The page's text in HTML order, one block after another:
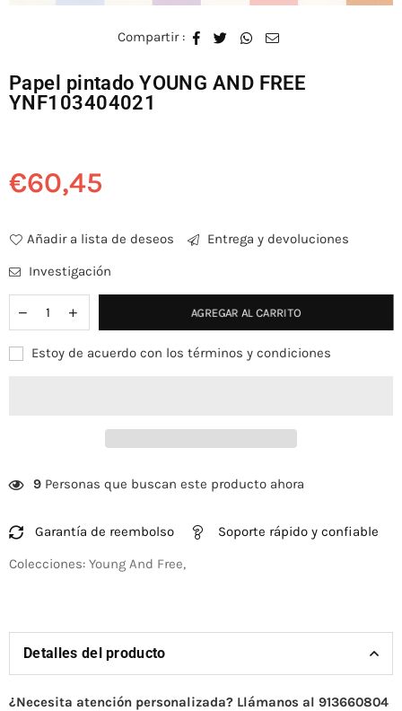
Compartir :
Papel pintado YOUNG AND FREE
YNF103404021
Precio
€60,45
Añadir a lista de deseos
Entrega y devoluciones
Investigación
AGREGAR AL CARRITO
Estoy de acuerdo con los términos y condiciones
9 Personas que buscan este producto ahora
Garantía de reembolso
Soporte rápido y confiable
Colecciones: Young And Free,
Detalles del producto
¿Necesita atención personalizada? Llámanos al 913660804